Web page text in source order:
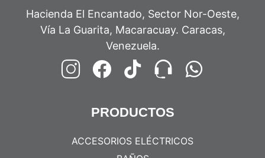
Hacienda El Encantado, Sector Nor-Oeste,
Vía La Guarita, Macaracuay. Caracas,
Venezuela.
PRODUCTOS
ACCESORIOS ELÉCTRICOS